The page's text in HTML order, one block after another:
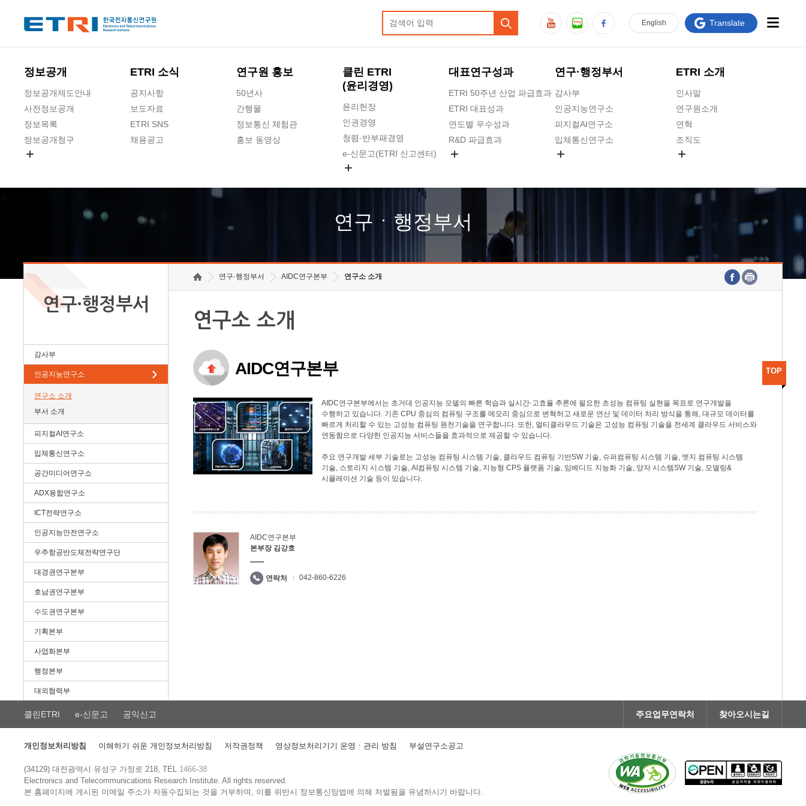
정보공개
정보공개제도안내
사전정보공개
정보목록
정보공개청구
ETRI 소식
공지사항
보도자료
ETRI SNS
채용공고
연구원 홍보
50년사
간행물
정보통신 체험관
홍보 동영상
클린 ETRI
(윤리경영)
윤리헌장
인권경영
청렴·반부패경영
e-신문고(ETRI 신고센터)
고객의소리
수의계약 현황
대표연구성과
ETRI 50주년 산업 파급효과
ETRI 대표성과
연도별 우수성과
R&D 파급효과
연구·행정부서
감사부
인공지능연구소
피지컬AI연구소
입체통신연구소
호남권연구본부
기획본부
ETRI 소개
인사말
연구원소개
연혁
조직도
연구원 고객헌장
주요업무연락처
English Translate
연구ㆍ행정부서
연구·행정부서
감사부
인공지능연구소
연구소 소개
부서 소개
피지컬AI연구소
입체통신연구소
공간미디어연구소
ADX융합연구소
ICT전략연구소
인공지능안전연구소
우주항공반도체전략연구단
대경권연구본부
호남권연구본부
수도권연구본부
기획본부
사업화본부
행정본부
대외협력부
연구·행정부서 AIDC연구본부 연구소 소개
연구소 소개
AIDC연구본부
AIDC연구본부에서는 초거대 인공지능 모델의 빠른 학습과 실시간·고효율 추론에 필요한 초성능 컴퓨팅 실현을 목표로 연구개발을
수행하고 있습니다. 기존 CPU 중심의 컴퓨팅 구조를 메모리 중심으로 변혁하고 새로운 연산 및 데이터 처리 방식을 통해, 대규모 데이터를
빠르게 처리할 수 있는 고성능 컴퓨팅 원천기술을 연구합니다. 또한, 멀티클라우드 기술은 고성능 컴퓨팅 기술을 전세계 클라우드 서비스와
연동함으로 다양한 인공지능 서비스들을 효과적으로 제공할 수 있습니다.
주요 연구개발 세부 기술로는 고성능 컴퓨팅 시스템 기술, 클라우드 컴퓨팅 기반SW 기술, 슈퍼컴퓨팅 시스템 기술, 엣지 컴퓨팅 시스템
기술, 스토리지 시스템 기술, AI컴퓨팅 시스템 기술, 지능형 CPS 플랫폼 기술, 임베디드 지능화 기술, 양자 시스템SW 기술, 모델링&
시뮬레이션 기술 등이 있습니다.
AIDC연구본부
본부장 김강호
연락처 042-860-6226
TOP
클린ETRI e-신문고 공익신고 주요업무연락처 찾아오시는길
개인정보처리방침 이해하기 쉬운 개인정보처리방침 저작권정책 영상정보처리기기 운영ㆍ관리 방침 부설연구소공고
(34129) 대전광역시 유성구 가정로 218, TEL 1466-38
Electronics and Telecommunications Research Institute.All rights reserved.
본 홈페이지에 게시된 이메일 주소가 자동수집되는 것을 거부하며, 이를 위반시 정보통신망법에 의해 처벌됨을 유념하시기 바랍니다.